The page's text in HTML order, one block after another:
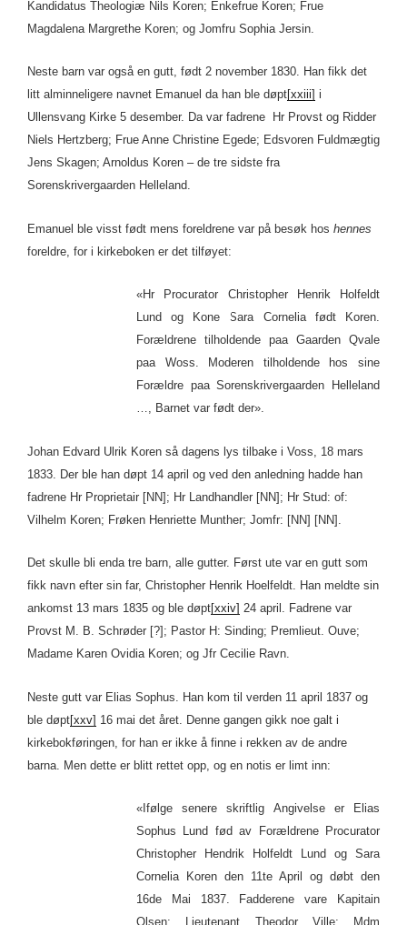
Kandidatus Theologiæ Nils Koren; Enkefrue Koren; Frue
Magdalena Margrethe Koren; og Jomfru Sophia Jersin.
Neste barn var også en gutt, født 2 november 1830. Han fikk det
litt alminneligere navnet Emanuel da han ble døpt[xxiii] i
Ullensvang Kirke 5 desember. Da var fadrene Hr Provst og Ridder
Niels Hertzberg; Frue Anne Christine Egede; Edsvoren Fuldmægtig
Jens Skagen; Arnoldus Koren – de tre sidste fra
Sorenskrivergaarden Helleland.
Emanuel ble visst født mens foreldrene var på besøk hos hennes
foreldre, for i kirkeboken er det tilføyet:
«Hr Procurator Christopher Henrik Holfeldt
Lund og Kone Sara Cornelia født Koren.
Forældrene tilholdende paa Gaarden Qvale
paa Woss. Moderen tilholdende hos sine
Forældre paa Sorenskrivergaarden Helleland
…, Barnet var født der».
Johan Edvard Ulrik Koren så dagens lys tilbake i Voss, 18 mars
1833. Der ble han døpt 14 april og ved den anledning hadde han
fadrene Hr Proprietair [NN]; Hr Landhandler [NN]; Hr Stud: of:
Vilhelm Koren; Frøken Henriette Munther; Jomfr: [NN] [NN].
Det skulle bli enda tre barn, alle gutter. Først ute var en gutt som
fikk navn efter sin far, Christopher Henrik Hoelfeldt. Han meldte sin
ankomst 13 mars 1835 og ble døpt[xxiv] 24 april. Fadrene var
Provst M. B. Schrøder [?]; Pastor H: Sinding; Premlieut. Ouve;
Madame Karen Ovidia Koren; og Jfr Cecilie Ravn.
Neste gutt var Elias Sophus. Han kom til verden 11 april 1837 og
ble døpt[xxv] 16 mai det året. Denne gangen gikk noe galt i
kirkebokføringen, for han er ikke å finne i rekken av de andre
barna. Men dette er blitt rettet opp, og en notis er limt inn:
«Ifølge senere skriftlig Angivelse er Elias
Sophus Lund fød av Forældrene Procurator
Christopher Hendrik Holfeldt Lund og Sara
Cornelia Koren den 11te April og døbt den
16de Mai 1837. Fadderene vare Kapitain
Olsen; Lieutenant Theodor Ville; Mdm